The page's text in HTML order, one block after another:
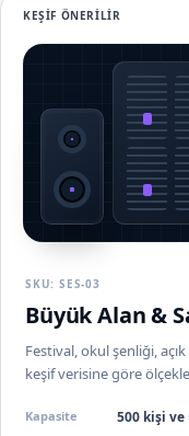
KEŞIF ÖNERILIR
SKU: SES-03
Büyük Alan &
Festival, okul şenliği,
keşif verisine göre
Kapasite 500 kişi